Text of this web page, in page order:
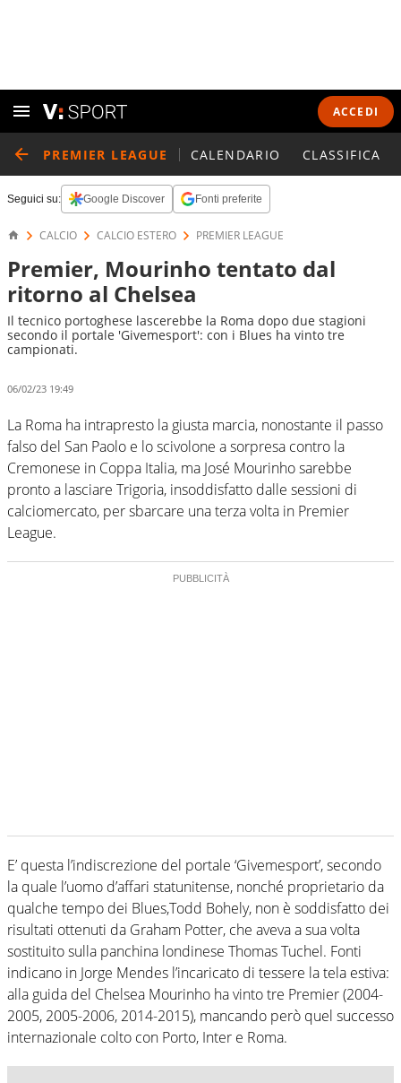
ACCEDI
PREMIER LEAGUE CALENDARIO CLASSIFICA
Seguici su: Google Discover Fonti preferite
CALCIO CALCIO ESTERO PREMIER LEAGUE
Premier, Mourinho tentato dal
ritorno al Chelsea
Il tecnico portoghese lascerebbe la Roma dopo due stagioni
secondo il portale 'Givemesport': con i Blues ha vinto tre
campionati.
06/02/23 19:49
La Roma ha intrapresto la giusta marcia, nonostante il passo
falso del San Paolo e lo scivolone a sorpresa contro la
Cremonese in Coppa Italia, ma José Mourinho sarebbe
pronto a lasciare Trigoria, insoddisfatto dalle sessioni di
calciomercato, per sbarcare una terza volta in Premier
League.
E’ questa l’indiscrezione del portale ‘Givemesport’, secondo
la quale l’uomo d’affari statunitense, nonché proprietario da
qualche tempo dei Blues,Todd Bohely, non è soddisfatto dei
risultati ottenuti da Graham Potter, che aveva a sua volta
sostituito sulla panchina londinese Thomas Tuchel. Fonti
indicano in Jorge Mendes l’incaricato di tessere la tela estiva:
alla guida del Chelsea Mourinho ha vinto tre Premier (2004-
2005, 2005-2006, 2014-2015), mancando però quel successo
internazionale colto con Porto, Inter e Roma.